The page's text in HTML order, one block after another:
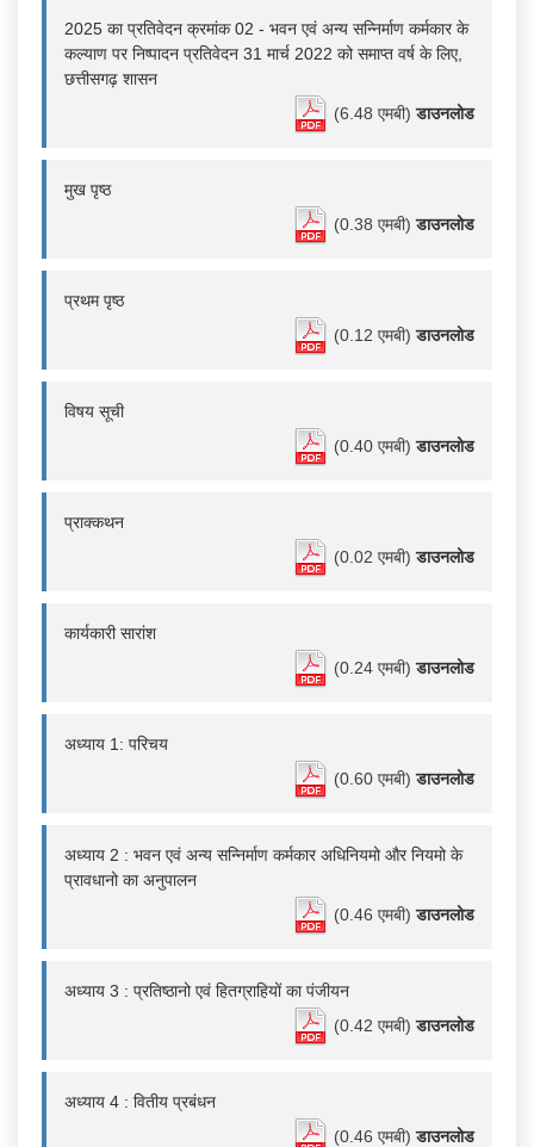
2025 का प्रतिवेदन क्रमांक 02 - भवन एवं अन्य सन्निर्माण कर्मकार के
कल्याण पर निष्पादन प्रतिवेदन 31 मार्च 2022 को समाप्त वर्ष के लिए,
छत्तीसगढ़ शासन
(6.48 एमबी)डाउनलोड
मुख पृष्ठ
(0.38 एमबी)डाउनलोड
प्रथम पृष्ठ
(0.12 एमबी)डाउनलोड
विषय सूची
(0.40 एमबी)डाउनलोड
प्राक्कथन
(0.02 एमबी)डाउनलोड
कार्यकारी सारांश
(0.24 एमबी)डाउनलोड
अध्याय 1: परिचय
(0.60 एमबी)डाउनलोड
अध्याय 2 : भवन एवं अन्य सन्निर्माण कर्मकार अधिनियमो और नियमो के
प्रावधानो का अनुपालन
(0.46 एमबी)डाउनलोड
अध्याय 3 : प्रतिष्ठानो एवं हितग्राहियों का पंजीयन
(0.42 एमबी)डाउनलोड
अध्याय 4 : वितीय प्रबंधन
(0.46 एमबी)डाउनलोड